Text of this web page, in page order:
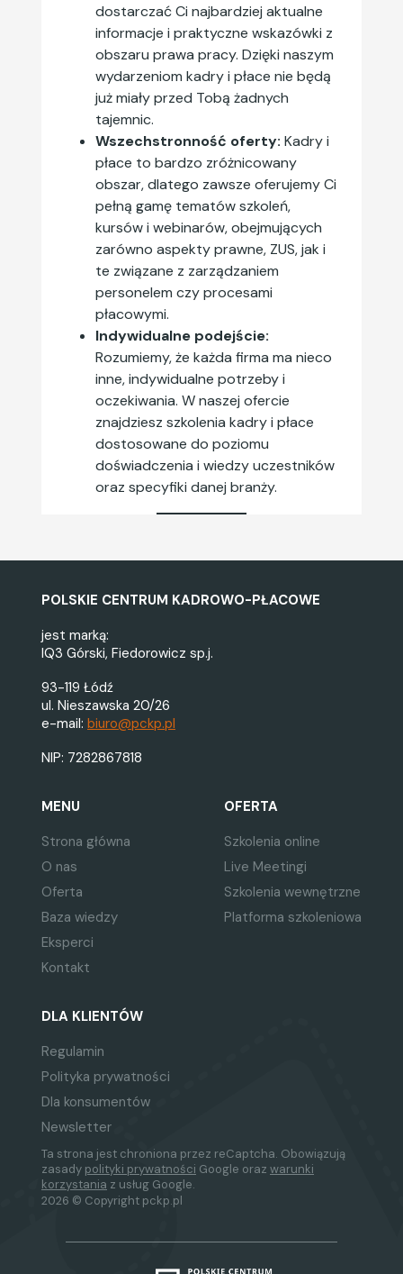
dostarczać Ci najbardziej aktualne
informacje i praktyczne wskazówki z
obszaru prawa pracy. Dzięki naszym
wydarzeniom kadry i płace nie będą
już miały przed Tobą żadnych
tajemnic.
Wszechstronność oferty: Kadry i
płace to bardzo zróżnicowany
obszar, dlatego zawsze oferujemy Ci
pełną gamę tematów szkoleń,
kursów i webinarów, obejmujących
zarówno aspekty prawne, ZUS, jak i
te związane z zarządzaniem
personelem czy procesami
płacowymi.
Indywidualne podejście:
Rozumiemy, że każda firma ma nieco
inne, indywidualne potrzeby i
oczekiwania. W naszej ofercie
znajdziesz szkolenia kadry i płace
dostosowane do poziomu
doświadczenia i wiedzy uczestników
oraz specyfiki danej branży.
POLSKIE CENTRUM KADROWO-PŁACOWE
jest marką:
IQ3 Górski, Fiedorowicz sp.j.
93-119 Łódź
ul. Nieszawska 20/26
e-mail: biuro@pckp.pl
NIP: 7282867818
MENU
Strona główna
O nas
Oferta
Baza wiedzy
Eksperci
Kontakt
OFERTA
Szkolenia online
Live Meetingi
Szkolenia wewnętrzne
Platforma szkoleniowa
DLA KLIENTÓW
Regulamin
Polityka prywatności
Dla konsumentów
Newsletter
Ta strona jest chroniona przez reCaptcha. Obowiązują
zasady polityki prywatności Google oraz warunki
korzystania z usług Google.
2026 © Copyright pckp.pl